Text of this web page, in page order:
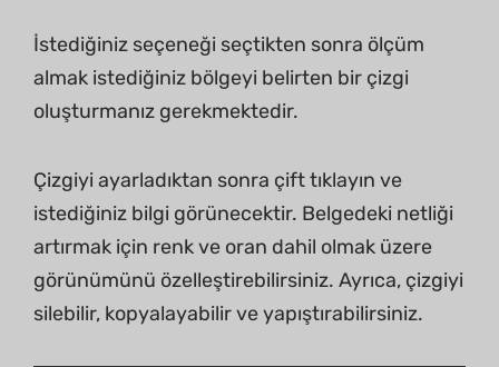
İstediğiniz seçeneği seçtikten sonra ölçüm
almak istediğiniz bölgeyi belirten bir çizgi
oluşturmanız gerekmektedir.
Çizgiyi ayarladıktan sonra çift tıklayın ve
istediğiniz bilgi görünecektir. Belgedeki netliği
artırmak için renk ve oran dahil olmak üzere
görünümünü özelleştirebilirsiniz. Ayrıca, çizgiyi
silebilir, kopyalayabilir ve yapıştırabilirsiniz.